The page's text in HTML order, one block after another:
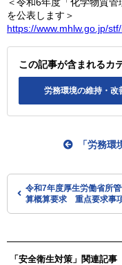
を公表します＞
https://www.mhlw.go.jp/
この記事が含まれるカ
労務環境の維持・改
令和7年度厚生労働省所
算概算要求 重点要求事
「労務
「安全衛生対策」関連記事